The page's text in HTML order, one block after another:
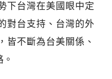
下台灣在美國眼中定
對台支持、台灣的外
皆不斷為台美關係、